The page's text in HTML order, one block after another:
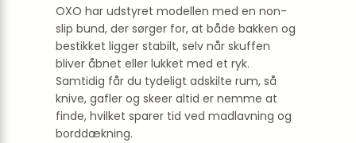
OXO har udstyret modellen med en non-
slip bund, der sørger for, at både bakken og
bestikket ligger stabilt, selv når skuffen
bliver åbnet eller lukket med et ryk.
Samtidig får du tydeligt adskilte rum, så
knive, gafler og skeer altid er nemme at
finde, hvilket sparer tid ved madlavning og
borddækning.